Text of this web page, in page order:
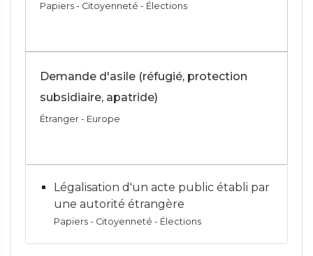
Papiers - Citoyenneté - Élections
Demande d'asile (réfugié, protection
subsidiaire, apatride)
Étranger - Europe
Légalisation d'un acte public établi par
une autorité étrangère
Papiers - Citoyenneté - Élections